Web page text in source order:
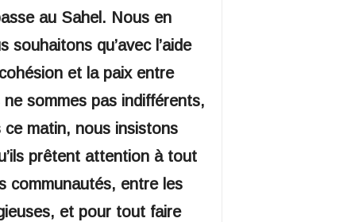
au Sahel. Nous en
qu’avec l’aide
et la paix entre
sommes pas indifférents,
matin, nous insistons
prêtent attention à tout
communautés, entre les
et pour tout faire